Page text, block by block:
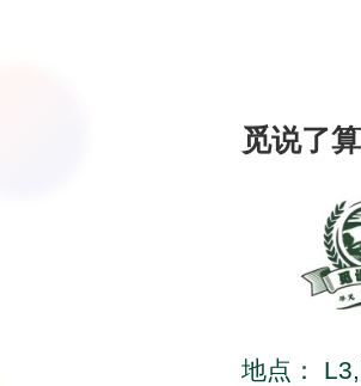
觅说了算
地点：